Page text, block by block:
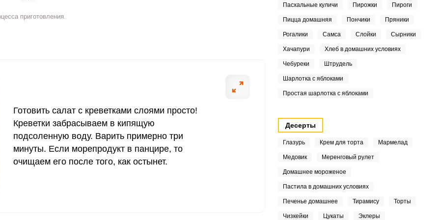
15 мг 20.3
50 мг 10.4
приготовления.
Готовить салат с креветками слоями просто!
Креветки забрасываем в кипящую
подсоленную воду. Варить примерно три
минуты. Если морепродукт в панцире, то
очищаем его после того, как остынет.
Пасхальные куличи Пирожки Пироги
Пицца домашняя Пончики Пряники
Рогалики Самса Слойки Сырники
Хачапури Хлеб в домашних условиях
Чебуреки Штрудель
Шарлотка с яблоками
Простая шарлотка с яблоками
Десерты
Глазурь Крем для торта Мармелад
Медовик Меренговый рулет
Домашнее мороженое
Пастила в домашних условиях
Печенье домашнее Тирамису Торты
Чизкейки Цукаты Эклеры
ВХОД НА САЙТ РЕГИСТРАЦИЯ
Войдите
с помощью социальных сетей:
ШАГ